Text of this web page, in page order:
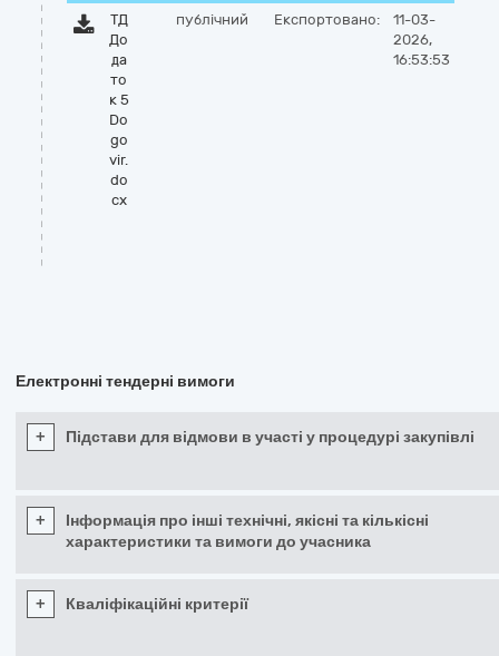
ТД
До
да
то
к 5
Do
go
vir.
do
cx
публічний Експортовано:
11-03-
2026,
16:53:53
Електронні тендерні вимоги
+ Підстави для відмови в участі у процедурі закупівлі
+
Інформація про інші технічні, якісні та кількісні
характеристики та вимоги до учасника
+ Кваліфікаційні критерії